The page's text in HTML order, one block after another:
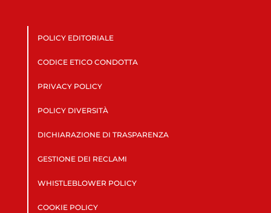
POLICY EDITORIALE
CODICE ETICO CONDOTTA
PRIVACY POLICY
POLICY DIVERSITÀ
DICHIARAZIONE DI TRASPARENZA
GESTIONE DEI RECLAMI
WHISTLEBLOWER POLICY
COOKIE POLICY